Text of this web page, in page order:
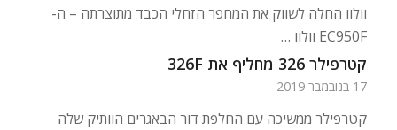
וולוו החלה לשווק את המחפר הזחלי הכבד מתוצרתה – ה-
EC950F וולוו …
קטרפילר 326 מחליף את 326F
17 בנובמבר 2019
קטרפילר ממשיכה עם החלפת דור הבאגרים הוותיק שלה